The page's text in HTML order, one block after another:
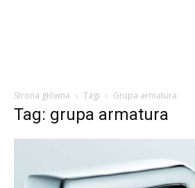
Strona główna Tagi Grupa armatura
Tag: grupa armatura